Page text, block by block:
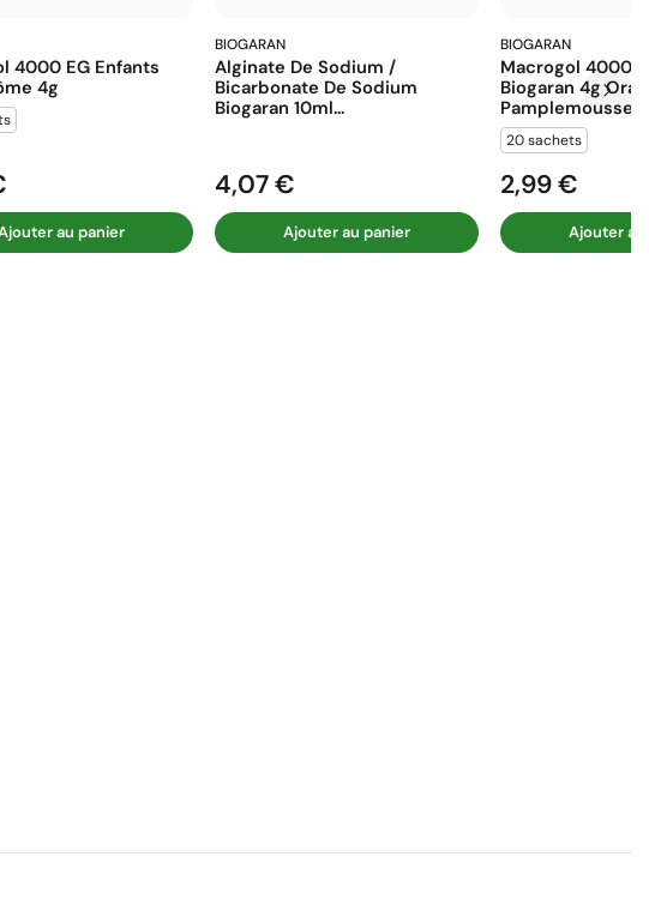
4000 EG Enfants
4g
au panier
BIOGARAN
Alginate De Sodium /
Bicarbonate De Sodium
Biogaran 10ml...
Prix
4,07 €
Ajouter au panier
BIOGARAN
Macrogol 4000
Biogaran 4g
Pamplemousse...
20 sachets
Prix
2,99 €
Ajouter au